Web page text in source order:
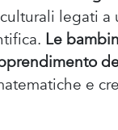
legati
Le
e